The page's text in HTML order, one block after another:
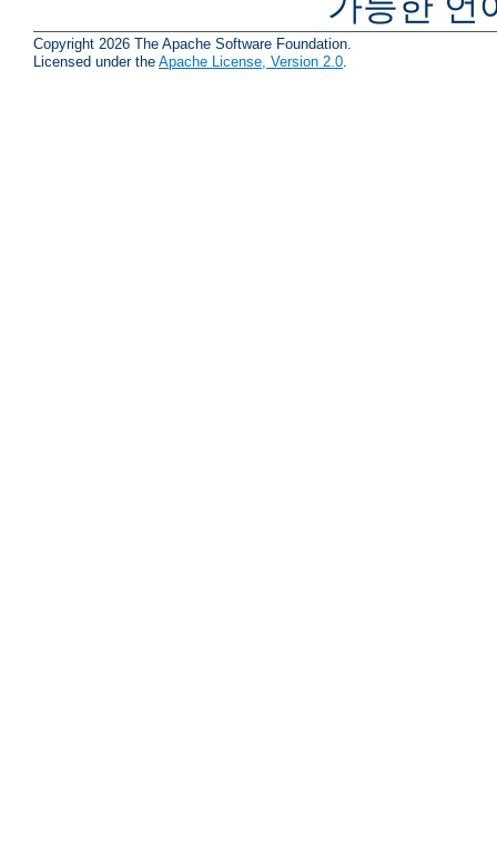
Copyright 2026 The Apache Software Foundation.
Licensed under the Apache License, Version 2.0.